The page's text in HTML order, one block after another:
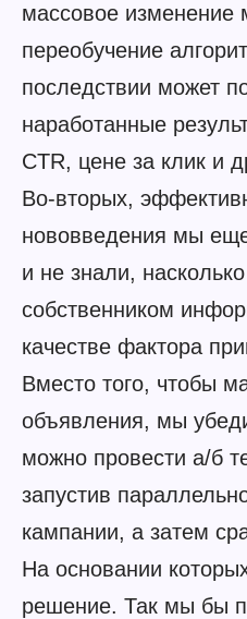
массовое изменение
переобучение
последствии может
наработанные
CTR, цене за клик и
Во-вторых,
нововведения мы
и не знали,
собственником
качестве фактора
Вместо того, чтобы
объявления, мы
можно провести а/б
запустив
кампании, а затем
На основании
решение. Так мы бы